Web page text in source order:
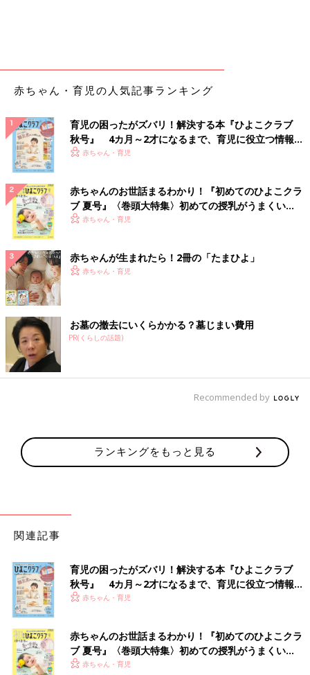
きょうだいや親子のリンクコーデにも♪ お出かけに
柄ワンピース。パフスリーブや、すそのフリルがとってもキュー
やすいのもGOOD！1枚でお出かけシーンに使うのはもちろん、
パンツを合わせてカジュアルに着こなすのも◎。90〜170cmま
で展開しているため、きょうだいや親子でのリンクコーデにもお
すすめです♪
着まわし力抜群！今期トレンドのクロシェベスト
赤ちゃん・育児の人気記事ランキング
育児の困ったがズバリ！解決する本『ひよこクラブ
秋号』 4カ月～2才になるまで、育児に役立つ情報が
いっぱい！
赤ちゃん・育児
赤ちゃんのお世話まるわかり！『初めてのひよこクラ
ブ 夏号』〈巻頭大特集〉初めての授乳がうまくい
く！ おっぱい・ミルクの基本と夏のトラブル 解決テ
赤ちゃん・育児
赤ちゃんが生まれたら！2冊の「たまひよ」
赤ちゃん・育児
お墓の撤去にいくらかかる？墓じまい費用
PR(くらしの話題)
Recommended by
ランキングをもっと見る
関連記事
育児の困ったがズバリ！解決する本『ひよこクラブ
秋号』 4カ月～2才になるまで、育児に役立つ情報が
いっぱい！
赤ちゃん・育児
赤ちゃんのお世話まるわかり！『初めてのひよこクラ
ブ 夏号』〈巻頭大特集〉初めての授乳がうまくい
く！ おっぱい・ミルクの基本と夏のトラブル 解決テ
赤ちゃん・育児